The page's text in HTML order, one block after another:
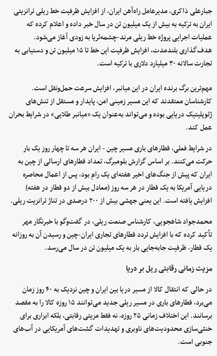
جبارعلی ذاکری، مدیرعامل راه‌آهن ایران، از افزایش ظرفیت خط ریلی ترانزیتی
ایران به ترکیه به بیش از یک میلیون تن در سال خبر داده و اعلام کرده که
عملیات اجرایی پروژه خط ریلی مرند-چشمه‌ثریا به زودی آغاز می‌شود.
هدف‌گذاری بلندمدت، افزایش ظرفیت این خط تا ۱۵ میلیون تن و دستیابی به
تجارت سالانه ۳۰ میلیارد دلاری با ترکیه است.
مهم‌ترین برگ برنده ایران در این میانبر، افزایش سرعت حمل‌ونقل است.
کارشناسان معتقدند که این مسیر زمینی امن، پایدار و مستقل از تنش‌های
ژئوپلیتیک دریایی بوده و می‌تواند به‌عنوان یک «میانبر طلایی» در شرایط بحران
عمل کند.
در شرایط فعلی، قطارهای باری مسیر چین - ایران هر سه تا چهار روز یک بار
حرکت می‌کنند. بر اساس گزارش بلومبرگ، تعداد قطارهای ارسالی از چین به
ایران که پیش از جنگ‌های اخیر هفته‌ای یک رام بود، پس از اعمال محاصره
دریایی آمریکا به یک قطار در هر سه روز (معادل بیش از دو قطار در هفته)
افزایش یافته است. این یعنی جهشی بیش از ۲۰۰ درصدی در تناژ ترانزیت ریلی.
محمدجواد شاهجویی، کارشناس صنعت ریلی، در گفت‌وگو با خبرنگار مهر
تأکید کرده که با افزایش تردد قطارهای تجاری ایران-چین و رسیدن آن به روزانه
یک قطار، ظرفیت جابه‌جایی بار به یک میلیون تن در سال می‌رسد.
مزیت زمانی رقابتی ریل بر دریا
در حالی که انتقال کالا از مسیر دریا بین ایران و چین نزدیک به ۴۰ روز زمان
می‌برد، قطارهای باری در مسیر ریلی جدید می‌توانند ۱۵ روزه کالا را به مقصد
برسانند. این اختلاف زمانی ۲۵ روزه، نه فقط مزیتی رقابتی، بلکه ابزاری برای
خنثی‌سازی محدودیت‌های ناوبری و تهدیدات گشت‌های آمریکایی در آب‌های
جنوبی است.